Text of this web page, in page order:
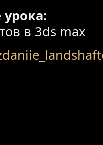
урока:
в 3ds max